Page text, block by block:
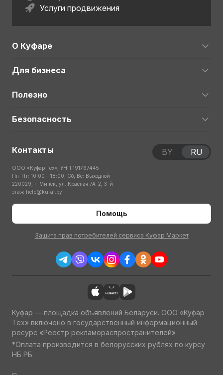
Услуги продвижения
О Куфаре
Для бизнеса
Полезно
Безопасность
Контакты
ООО «Куфар Тех», УНП 191767445
Пн-Пт: 10:00 – 18:00; Сб, Вс: Выходной
220029, г. Минск, ул. Красная 7А-2, 3-й
этаж help@kufar.by
Помощь
Защита прав потребителей сервиса Куфар Маркет
BY RU
Куфар — площадка объявлений Беларуси. ООО «Куфар
Тех» включено в государственный информационный
ресурс «Реестр рекламораспространителей»
*Оплата производится в белорусских рублях по курсу
НБ РБ.